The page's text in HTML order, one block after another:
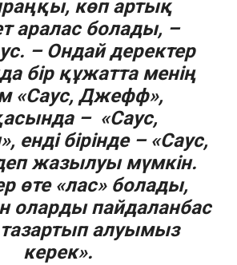
көп артық
аралас болады, –
– Ондай деректер
бір құжатта менің
«Саус, Джефф»,
– «Саус,
бірінде – «Саус,
жазылуы мүмкін.
өте «лас» болады,
оларды пайдаланбас
алуымыз
керек».